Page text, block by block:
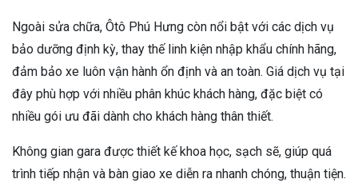
Ngoài sửa chữa, Ôtô Phú Hưng còn nổi bật với các dịch vụ
bảo dưỡng định kỳ, thay thế linh kiện nhập khẩu chính hãng,
đảm bảo xe luôn vận hành ổn định và an toàn. Giá dịch vụ tại
đây phù hợp với nhiều phân khúc khách hàng, đặc biệt có
nhiều gói ưu đãi dành cho khách hàng thân thiết.
Không gian gara được thiết kế khoa học, sạch sẽ, giúp quá
trình tiếp nhận và bàn giao xe diễn ra nhanh chóng, thuận tiện.